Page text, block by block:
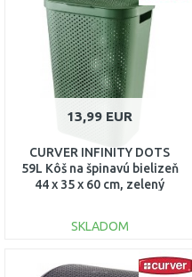
Porovnať
13,99 EUR
CURVER INFINITY DOTS
59L Kôš na špinavú bielizeň
44 x 35 x 60 cm, zelený
SKLADOM
DO KOŠÍKA